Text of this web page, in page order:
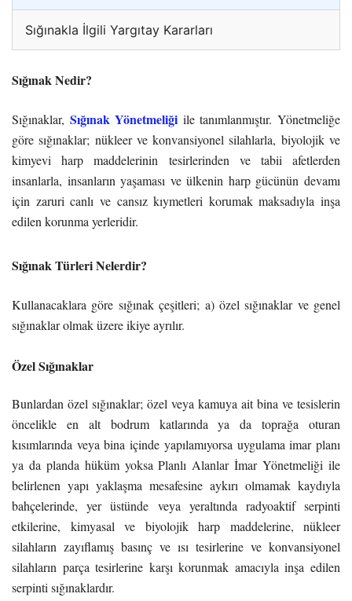
Sığınakla İlgili Yargıtay Kararları
Sığınak Nedir?
Sığınaklar, Sığınak Yönetmeliği ile tanımlanmıştır. Yönetmeliğe
göre sığınaklar; nükleer ve konvansiyonel silahlarla, biyolojik ve
kimyevi harp maddelerinin tesirlerinden ve tabii afetlerden
insanlarla, insanların yaşaması ve ülkenin harp gücünün devamı
için zaruri canlı ve cansız kıymetleri korumak maksadıyla inşa
edilen korunma yerleridir.
Sığınak Türleri Nelerdir?
Kullanacaklara göre sığınak çeşitleri; a) özel sığınaklar ve genel
sığınaklar olmak üzere ikiye ayrılır.
Özel Sığınaklar
Bunlardan özel sığınaklar; özel veya kamuya ait bina ve tesislerin
öncelikle en alt bodrum katlarında ya da toprağa oturan
kısımlarında veya bina içinde yapılamıyorsa uygulama imar planı
ya da planda hüküm yoksa Planlı Alanlar İmar Yönetmeliği ile
belirlenen yapı yaklaşma mesafesine aykırı olmamak kaydıyla
bahçelerinde, yer üstünde veya yeraltında radyoaktif serpinti
etkilerine, kimyasal ve biyolojik harp maddelerine, nükleer
silahların zayıflamış basınç ve ısı tesirlerine ve konvansiyonel
silahların parça tesirlerine karşı korunmak amacıyla inşa edilen
serpinti sığınaklardır.